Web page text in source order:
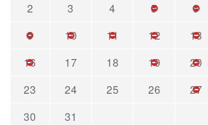
2
3 4 5 6
9
10 11 12 13
16
17 18 19 20
23
24 25 26 27
30
31